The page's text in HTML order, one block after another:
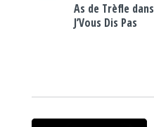
As de Trèfle dans
J’Vous Dis Pas